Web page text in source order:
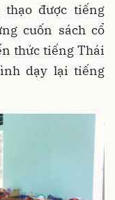
được tiếng
cuốn sách cổ
thức tiếng Thái
dạy lại tiếng